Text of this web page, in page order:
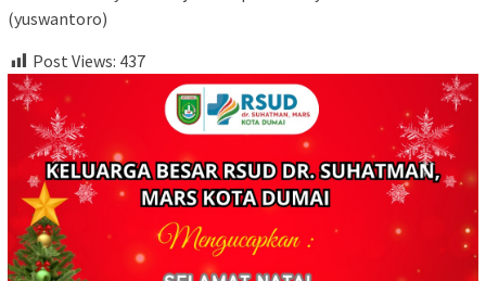
(yuswantoro)
Post Views: 437